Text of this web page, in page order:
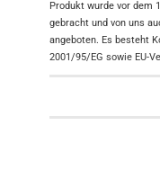
Produkt wurde vor dem
gebracht und von uns
angeboten. Es besteht
2001/95/EG sowie EU-